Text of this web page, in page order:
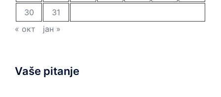
30
31
« окт
јан »
Vaše pitanje